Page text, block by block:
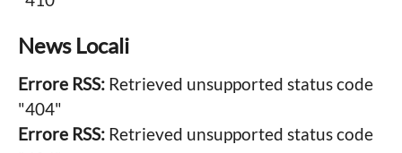
a
n
n
i
a
g
t
i
a
L
c
News Locali
Errore RSS: Retrieved unsupported status code
"404"
Errore RSS: Retrieved unsupported status code